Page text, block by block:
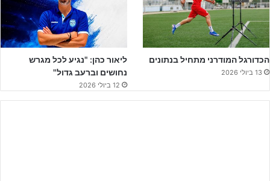
, אך שפרעם הסתכלה לאורדונים בלבן של העיניים והגיעה על מנת
לנצח.
הכדורגל המודרני מתחיל בנתונים
13 ביולי 2026
ליאור כהן: "נגיע לכל מגרש
נחושים וברעב גדול"
12 ביולי 2026